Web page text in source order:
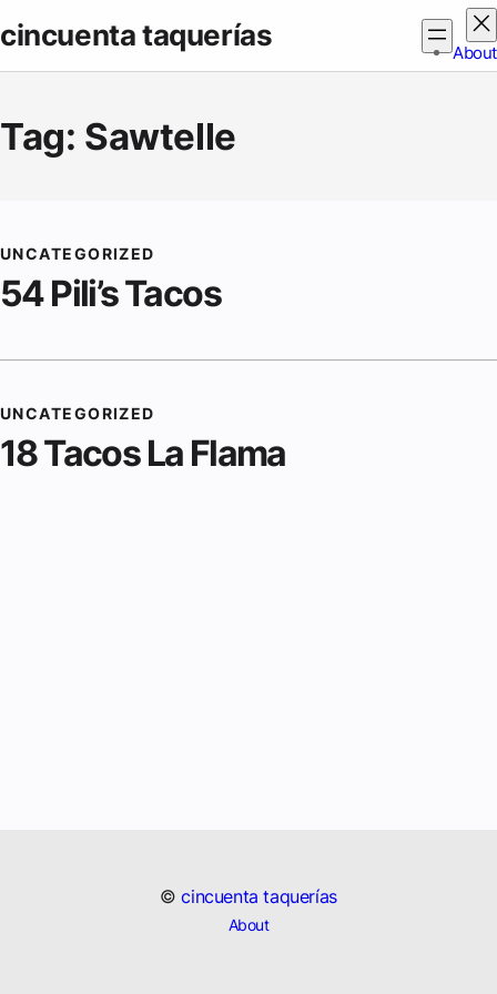
to
cincuenta taquerías
About
Tag: Sawtelle
UNCATEGORIZED
54 Pili’s Tacos
UNCATEGORIZED
18 Tacos La Flama
©cincuenta taquerías
About